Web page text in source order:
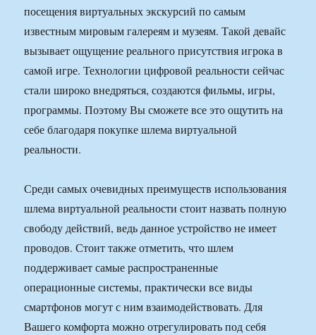
посещения виртуальных экскурсий по самым
известным мировым галереям и музеям. Такой девайс
вызывает ощущение реального присутствия игрока в
самой игре. Технологии цифровой реальности сейчас
стали широко внедряться, создаются фильмы, игры,
программы. Поэтому Вы сможете все это ощутить на
себе благодаря покупке шлема виртуальной
реальности.
Среди самых очевидных преимуществ использования
шлема виртуальной реальности стоит назвать полную
свободу действий, ведь данное устройство не имеет
проводов. Стоит также отметить, что шлем
поддерживает самые распространенные
операционные системы, практически все виды
смартфонов могут с ним взаимодействовать. Для
Вашего комфорта можно отрегулировать под себя